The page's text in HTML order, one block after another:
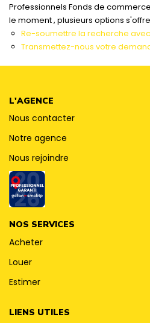
PARTENAIRE
Professionnels Fonds de
le moment , plusieurs options
Re-soumettre la recherche
Transmettez-nous votre
L'AGENCE
Nous contacter
Notre agence
Nous rejoindre
NOS SERVICES
Acheter
Louer
Estimer
LIENS UTILES